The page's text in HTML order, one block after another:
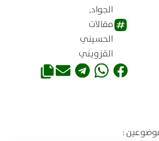
الجواد,
مقالات
الحسيني
القزويني
: